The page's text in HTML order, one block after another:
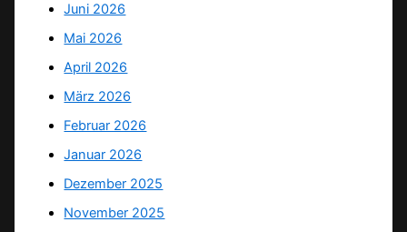
Juni 2026
Mai 2026
April 2026
März 2026
Februar 2026
Januar 2026
Dezember 2025
November 2025